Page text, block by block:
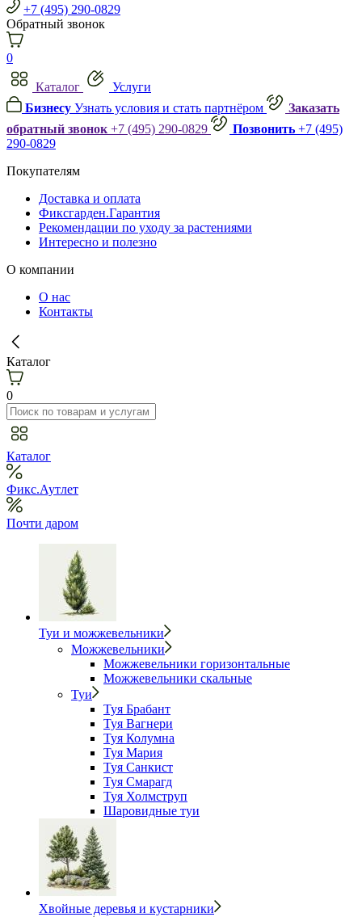
+7 (495) 290-0829
Обратный звонок
0
Каталог
Услуги
Бизнесу Узнать условия и стать партнёром
Заказать
обратный звонок +7 (495) 290-0829 Позвонить +7 (495)
290-0829
Покупателям
Доставка и оплата
Фиксгарден.Гарантия
Рекомендации по уходу за растениями
Интересно и полезно
О компании
О нас
Контакты
Каталог
0
Каталог
Фикс.Аутлет
Почти даром
Туи и можжевельники
Можжевельники
Можжевельники горизонтальные
Можжевельники скальные
Туи
Туя Брабант
Туя Вагнери
Туя Колумна
Туя Мария
Туя Санкист
Туя Смарагд
Туя Холмструп
Шаровидные туи
Хвойные деревья и кустарники